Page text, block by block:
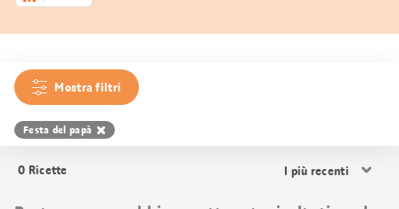
Mostra filtri
Festa del papà
0 Ricette
i